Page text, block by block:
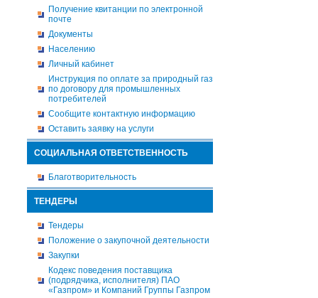
Получение квитанции по электронной
почте
Документы
Населению
Личный кабинет
Инструкция по оплате за природный газ
по договору для промышленных
потребителей
Сообщите контактную информацию
Оставить заявку на услуги
СОЦИАЛЬНАЯ ОТВЕТСТВЕННОСТЬ
Благотворительность
ТЕНДЕРЫ
Тендеры
Положение о закупочной деятельности
Закупки
Кодекс поведения поставщика
(подрядчика, исполнителя) ПАО
«Газпром» и Компаний Группы Газпром